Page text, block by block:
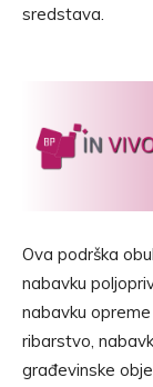
sredstava.
Ova podrška
nabavku
nabavku
ribarstvo,
građevinske